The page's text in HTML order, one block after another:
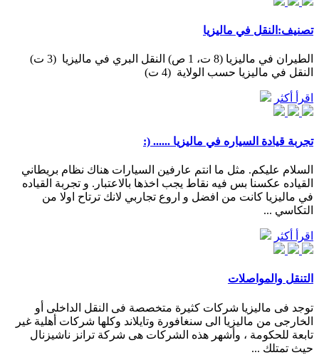
تصنيف:النقل في ماليزيا
الطيران في ماليزيا‏ (8 ت، 1 ص) النقل البري في ماليزيا ‏ (3 ت)
النقل في ماليزيا حسب الولاية ‏ (4 ت)
اقرأ أكثر
تجربة قيادة السياره في ماليزيا ...... (:
السلام عليكم. مثل ما انتم عارفين السيارات هناك نظام بريطاني
القياده عكسنا بس فيه نقاط يجب اخذها بالاعتبار. و تجربة القياده
في ماليزيا كانت من افضل و اروع تجاربي لانك ترتاح اولا من
التكاسي ...
اقرأ أكثر
التنقل والمواصلات
توجد فى ماليزيا شركات كثيرة متخصصة فى النقل الداخلى أو
الخارجى من ماليزيا الى سنغافورة وتايلاند وكلها شركات أهلية غير
تابعة للحكومة ، وأشهر هذه الشركات هى شركة ترانز ناشيزنال
حيث تمتلك ...